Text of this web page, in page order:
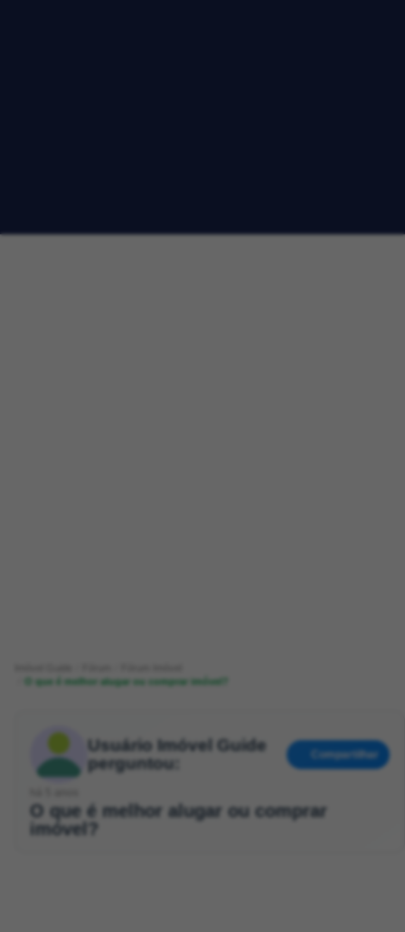
O que é melhor alugar ou comprar imóvel?
Usuário Imóvel Guide
perguntou:
Compartilhar
O que é melhor alugar ou comprar
imóvel?